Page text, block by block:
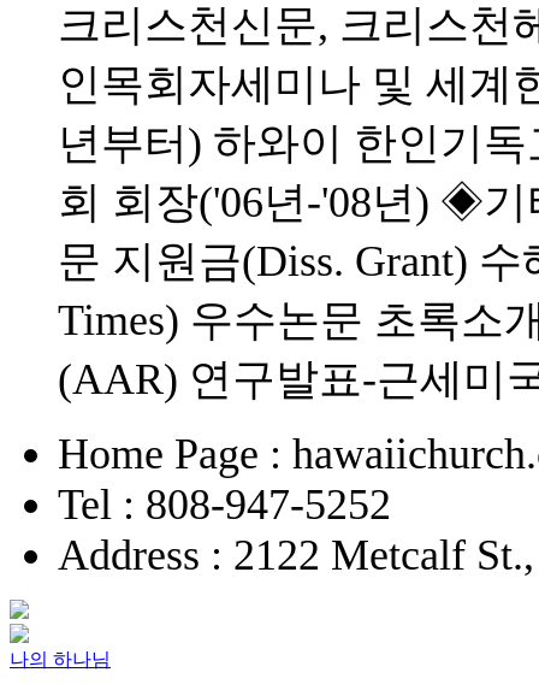
크리스천신문, 크리스천
인목회자세미나 및 세계
년부터) 하와이 한인기
회 회장('06년-'08년) ◈
문 지원금(Diss. Grant)
Times) 우수논문 초록소
(AAR) 연구발표-근세미
Home Page :
Tel : 808-947-5252
Address : 2122 Metcalf
나의 하나님